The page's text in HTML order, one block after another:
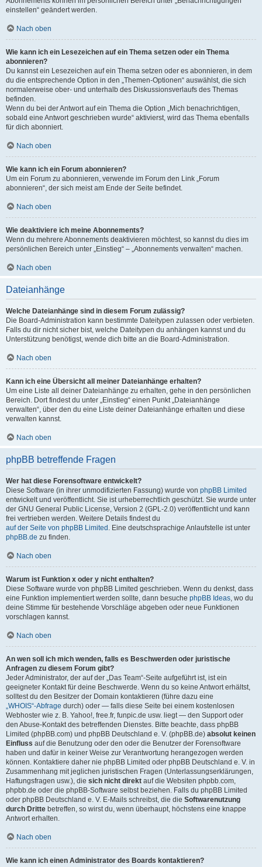
einstellen“ geändert werden.
Nach oben
Wie kann ich ein Lesezeichen auf ein Thema setzen oder ein Thema
abonnieren?
Du kannst ein Lesezeichen auf ein Thema setzen oder es abonnieren, in dem
du die entsprechende Option in den „Themen-Optionen“ auswählst, die sich
normalerweise ober- und unterhalb des Diskussionsverlaufs des Themas
befinden.
Wenn du bei der Antwort auf ein Thema die Option „Mich benachrichtigen,
sobald eine Antwort geschrieben wurde“ aktivierst, wird das Thema ebenfalls
für dich abonniert.
Nach oben
Wie kann ich ein Forum abonnieren?
Um ein Forum zu abonnieren, verwende im Forum den Link „Forum
abonnieren“, der sich meist am Ende der Seite befindet.
Nach oben
Wie deaktiviere ich meine Abonnements?
Wenn du mehrere Abonnements deaktivieren möchtest, so kannst du dies im
persönlichen Bereich unter „Einstieg“ – „Abonnements verwalten“ machen.
Nach oben
Dateianhänge
Welche Dateianhänge sind in diesem Forum zulässig?
Die Board-Administration kann bestimmte Dateitypen zulassen oder verbieten.
Falls du dir nicht sicher bist, welche Dateitypen du anhängen kannst und du
Unterstützung benötigst, wende dich bitte an die Board-Administration.
Nach oben
Kann ich eine Übersicht all meiner Dateianhänge erhalten?
Um eine Liste all deiner Dateianhänge zu erhalten, gehe in den persönlichen
Bereich. Dort findest du unter „Einstieg“ einen Punkt „Dateianhänge
verwalten“, über den du eine Liste deiner Dateianhänge erhalten und diese
verwalten kannst.
Nach oben
phpBB betreffende Fragen
Wer hat diese Forensoftware entwickelt?
Diese Software (in ihrer unmodifizierten Fassung) wurde von phpBB Limited
entwickelt und veröffentlicht. Sie ist urheberrechtlich geschützt. Sie wurde unter
der GNU General Public License, Version 2 (GPL-2.0) veröffentlicht und kann
frei vertrieben werden. Weitere Details findest du
auf der Seite von phpBB Limited . Eine deutschsprachige Anlaufstelle ist unter
phpBB.de zu finden.
Nach oben
Warum ist Funktion x oder y nicht enthalten?
Diese Software wurde von phpBB Limited geschrieben. Wenn du denkst, dass
eine Funktion implementiert werden sollte, dann besuche phpBB Ideas, wo du
deine Stimme für bestehende Vorschläge abgeben oder neue Funktionen
vorschlagen kannst.
Nach oben
An wen soll ich mich wenden, falls es Beschwerden oder juristische
Anfragen zu diesem Forum gibt?
Jeder Administrator, der auf der „Das Team“-Seite aufgeführt ist, ist ein
geeigneter Kontakt für deine Beschwerde. Wenn du so keine Antwort erhältst,
solltest du den Besitzer der Domain kontaktieren (führe dazu eine
„WHOIS“-Abfrage durch) oder — falls diese Seite bei einem kostenlosen
Webhoster wie z. B. Yahoo!, free.fr, funpic.de usw. liegt — den Support oder
den Abuse-Kontakt des betreffenden Dienstes. Bitte beachte, dass phpBB
Limited (phpBB.com) und phpBB Deutschland e. V. (phpBB.de) absolut keinen
Einfluss auf die Benutzung oder den oder die Benutzer der Forensoftware
haben und dafür in keiner Weise zur Verantwortung herangezogen werden
können. Kontaktiere daher nie phpBB Limited oder phpBB Deutschland e. V. in
Zusammenhang mit jeglichen juristischen Fragen (Unterlassungserklärungen,
Haftungsfragen usw.), die sich nicht direkt auf die Websiten phpbb.com,
phpbb.de oder die phpBB-Software selbst beziehen. Falls du phpBB Limited
oder phpBB Deutschland e. V. E-Mails schreibst, die die Softwarenutzung
durch Dritte betreffen, so wirst du, wenn überhaupt, höchstens eine knappe
Antwort erhalten.
Nach oben
Wie kann ich einen Administrator des Boards kontaktieren?